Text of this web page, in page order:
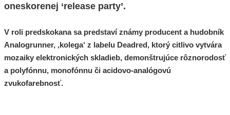
oneskorenej ‘release party’.
V roli predskokana sa predstaví známy producent a hudobník
Analogrunner, ‚kolega‘ z labelu Deadred, ktorý citlivo vytvára
mozaiky elektronických skladieb, demonštrujúce rôznorodosť
a polyfónnu, monofónnu či acidovo-analógovú
zvukofarebnosť.